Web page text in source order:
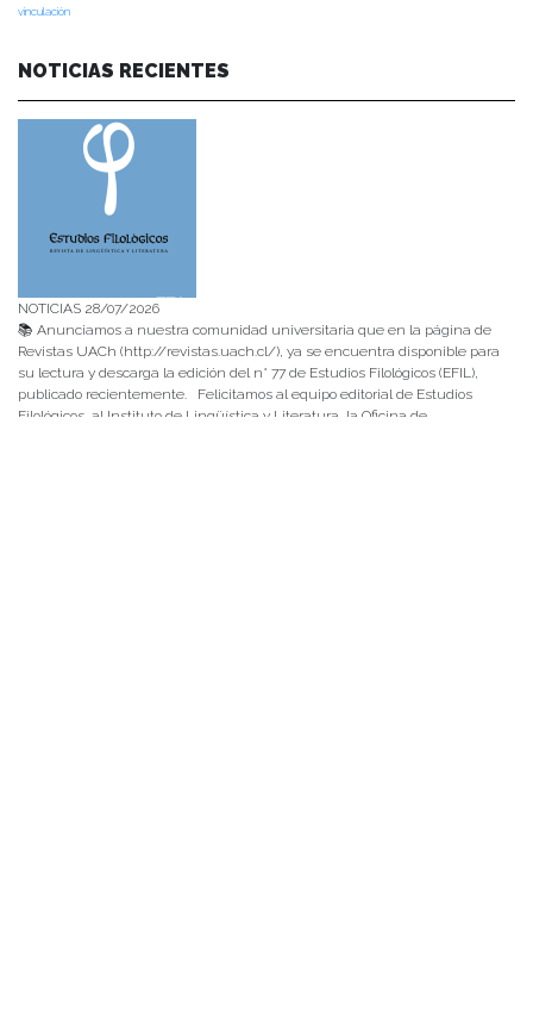
vinculación
NOTICIAS RECIENTES
NOTICIAS 28/07/2026
📚 Anunciamos a nuestra comunidad universitaria que en la página de
Revistas UACh (http://revistas.uach.cl/), ya se encuentra disponible para
su lectura y descarga la edición del n° 77 de Estudios Filológicos (EFIL),
publicado recientemente. Felicitamos al equipo editorial de Estudios
Filológicos, al Instituto de Lingüística y Literatura, la Oficina de